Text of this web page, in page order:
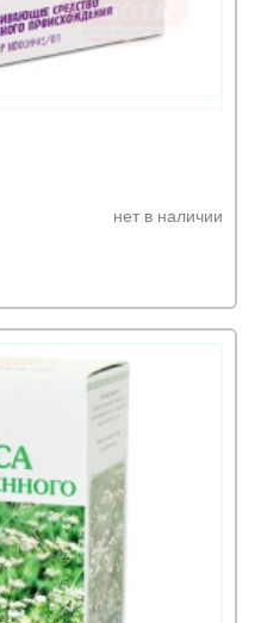
нет в наличии